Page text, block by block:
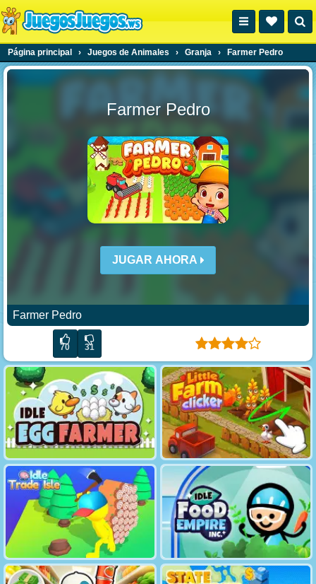
Página principal › Juegos de Animales › Granja › Farmer Pedro
Farmer Pedro
JUGAR AHORA
Farmer Pedro
70 31